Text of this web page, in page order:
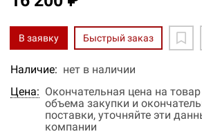
В заявку Быстрый заказ
Наличие: нет в наличии
Цена: Окончательная цена на
объема закупки и
поставки, уточняйте эти
компании